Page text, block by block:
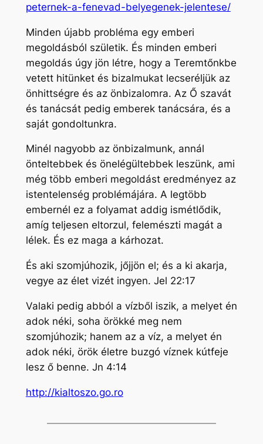
peternek-a-fenevad-belyegenek-jelentese/
Minden újabb probléma egy emberi
megoldásból születik. És minden emberi
megoldás úgy jön létre, hogy a Teremtőnkbe
vetett hitünket és bizalmukat lecseréljük az
önhittségre és az önbizalomra. Az Ő szavát
és tanácsát pedig emberek tanácsára, és a
saját gondoltunkra.
Minél nagyobb az önbizalmunk, annál
önteltebbek és önelégültebbek leszünk, ami
még több emberi megoldást eredményez az
istentelenség problémájára. A legtöbb
embernél ez a folyamat addig ismétlődik,
amíg teljesen eltorzul, felemészti magát a
lélek. És ez maga a kárhozat.
És aki szomjúhozik, jőjjön el; és a ki akarja,
vegye az élet vizét ingyen. Jel 22:17
Valaki pedig abból a vízből iszik, a melyet én
adok néki, soha örökké meg nem
szomjúhozik; hanem az a víz, a melyet én
adok néki, örök életre buzgó víznek kútfeje
lesz ő benne. Jn 4:14
http://kialtoszo.go.ro